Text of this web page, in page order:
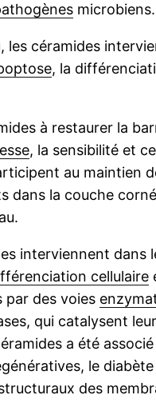
microbiens.
les céramides
, la
à restaurer la
, la sensibilité et
au maintien
dans la couche
interviennent dans
cellulaire
par des voies
qui catalysent
a été
le
des